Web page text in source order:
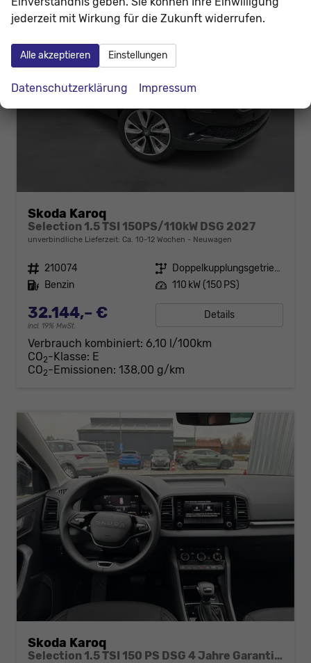
Skoda Karoq
Selection 1.5 TSI 150PS/110kW DSG 2027
unverbindliche Lieferzeit: Ca. 10-12 Wochen Neuwagen
Fahrzeugnr. 210074 Getriebe
Doppelkupplungsgetriebe (DSG)
Kraftstoff Benzin Leistung 110 kW (150 PS)
32.144,– €
incl. 19% MwSt.
Details
Verbrauch kombiniert: 6,10 l/100km
CO2-Klasse: E
CO2-Emissionen: 138,00 g/km
Skoda Karoq
Selection 1.5 TSI 150 PS DSG 4 Jahre Garantie-Anhängerkupplung-Keyless Start-AppleCarPlay-AndroidAuto-Sunset-Tempomat-2-Zonen-Klima-16''Alu
jederzeit mit Wirkung für die Zukunft widerrufen.
Alle akzeptieren Einstellungen
Datenschutzerklärung Impressum